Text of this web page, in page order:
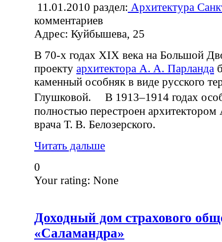
11.01.2010 раздел: Архитектура
комментариев
Адрес: Куйбышева, 25
В 70-х годах XIX века на Большой
проекту архитектора А. А. Парланда
каменный особняк в виде русского
Глушковой. В 1913–1914 годах
полностью перестроен
врача Т. В. Белозерского.
Читать дальше
0
Your rating: None
Доходный дом страхового
«Саламандра»